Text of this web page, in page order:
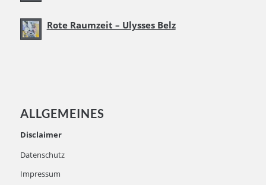
Rote Raumzeit – Ulysses Belz
ALLGEMEINES
Disclaimer
Datenschutz
Impressum